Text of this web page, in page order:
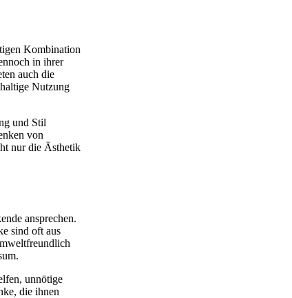
Kombination
in ihrer
auch die
Nutzung
und Stil
von
nur die Ästhetik
ansprechen.
sind oft aus
unnötige
die ihnen